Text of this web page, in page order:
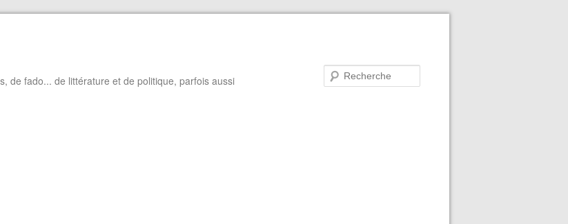
de fado... de littérature et de politique, parfois aussi